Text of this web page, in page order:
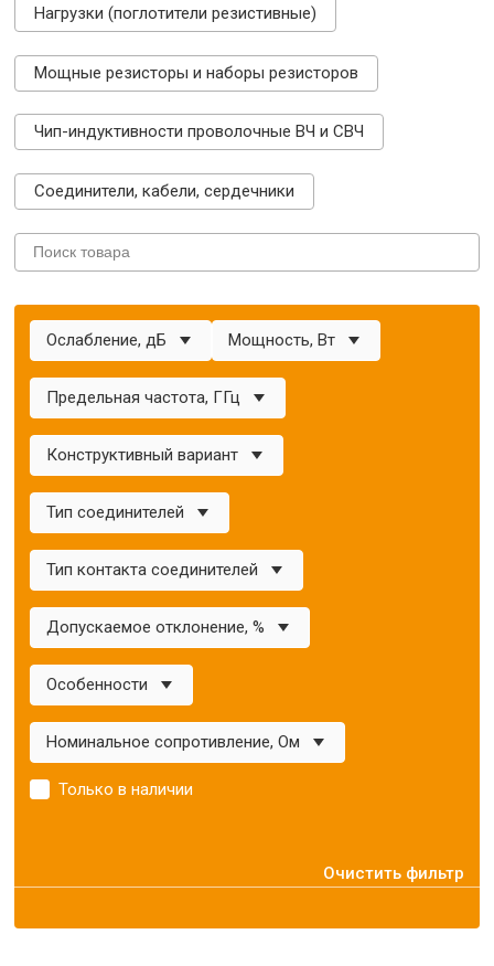
Нагрузки (поглотители резистивные)
Мощные резисторы и наборы резисторов
Чип-индуктивности проволочные ВЧ и СВЧ
Соединители, кабели, сердечники
Ослабление, дБ Мощность, Вт
Предельная частота, ГГц
Конструктивный вариант
Тип соединителей
Тип контакта соединителей
Допускаемое отклонение, %
Особенности
Номинальное сопротивление, Ом
Только в наличии
Очистить фильтр